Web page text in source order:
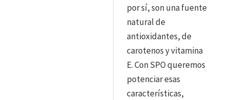
por sí, son una fuente
natural de
antioxidantes, de
carotenos y vitamina
E. Con SPO queremos
potenciar esas
características,